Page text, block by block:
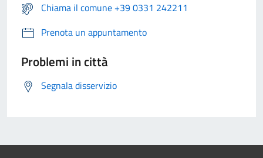
Chiama il comune +39 0331 242211
Prenota un appuntamento
Problemi in città
Segnala disservizio